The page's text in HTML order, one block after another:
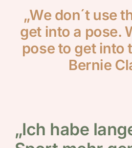
„We don´t use
get into a pose.
pose to get into
Bernie
„Ich habe